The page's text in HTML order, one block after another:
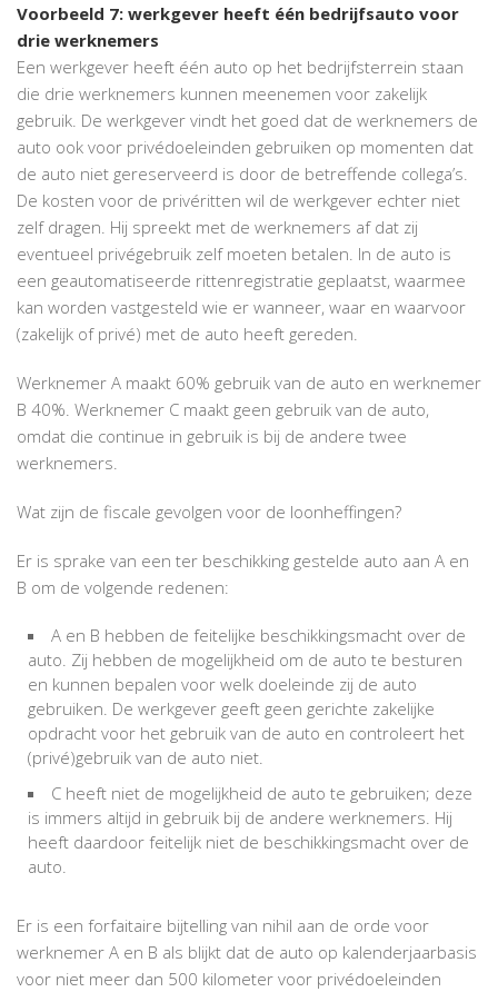
Voorbeeld 7: werkgever heeft één bedrijfsauto voor
drie werknemers
Een werkgever heeft één auto op het bedrijfsterrein staan
die drie werknemers kunnen meenemen voor zakelijk
gebruik. De werkgever vindt het goed dat de werknemers de
auto ook voor privédoeleinden gebruiken op momenten dat
de auto niet gereserveerd is door de betreffende collega’s.
De kosten voor de privéritten wil de werkgever echter niet
zelf dragen. Hij spreekt met de werknemers af dat zij
eventueel privégebruik zelf moeten betalen. In de auto is
een geautomatiseerde rittenregistratie geplaatst, waarmee
kan worden vastgesteld wie er wanneer, waar en waarvoor
(zakelijk of privé) met de auto heeft gereden.
Werknemer A maakt 60% gebruik van de auto en werknemer
B 40%. Werknemer C maakt geen gebruik van de auto,
omdat die continue in gebruik is bij de andere twee
werknemers.
Wat zijn de fiscale gevolgen voor de loonheffingen?
Er is sprake van een ter beschikking gestelde auto aan A en
B om de volgende redenen:
A en B hebben de feitelijke beschikkingsmacht over de
auto. Zij hebben de mogelijkheid om de auto te besturen
en kunnen bepalen voor welk doeleinde zij de auto
gebruiken. De werkgever geeft geen gerichte zakelijke
opdracht voor het gebruik van de auto en controleert het
(privé)gebruik van de auto niet.
C heeft niet de mogelijkheid de auto te gebruiken; deze
is immers altijd in gebruik bij de andere werknemers. Hij
heeft daardoor feitelijk niet de beschikkingsmacht over de
auto.
Er is een forfaitaire bijtelling van nihil aan de orde voor
werknemer A en B als blijkt dat de auto op kalenderjaarbasis
voor niet meer dan 500 kilometer voor privédoeleinden